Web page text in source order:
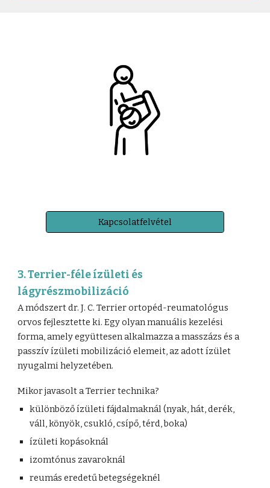
Kapcsolatfelvétel
3. Terrier-féle ízületi és
lágyrészmobilizáció
A módszert dr. J. C. Terrier ortopéd-reumatológus
orvos fejlesztette ki. Egy olyan manuális kezelési
forma, amely együttesen alkalmazza a masszázs és a
passzív ízületi mobilizáció elemeit, az adott ízület
nyugalmi helyzetében.
Mikor javasolt a Terrier technika?
különböző ízületi fájdalmaknál (nyak, hát, derék,
váll, könyök, csukló, csípő, térd, boka)
ízületi kopásoknál
izomtónus zavaroknál
reumás eredetű betegségeknél